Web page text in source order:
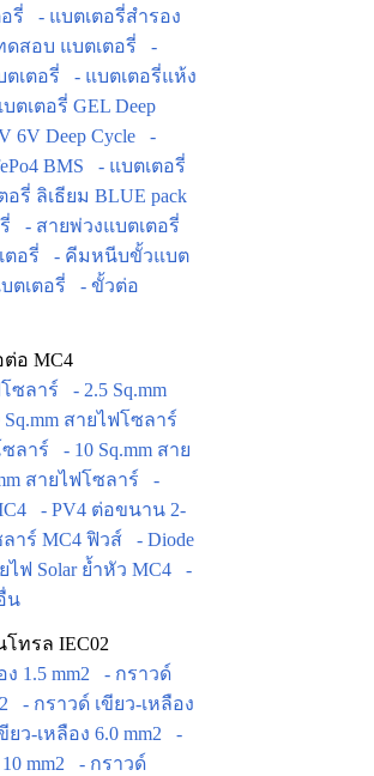
รี่
- แบตเตอรี่สำรอง
ดสอบ แบตเตอรี่
-
เตอรี่
- แบตเตอรี่แห้ง
ตเตอรี่ GEL Deep
6V Deep Cycle
-
BMS
- แบตเตอรี่
อรี่ ลิเธียม BLUE pack
- สายพ่วงแบตเตอรี่
ตอรี่
- คีมหนีบขั้วแบต
ตเตอรี่
- ขั้วต่อ
ต่อ MC4
โซลาร์
- 2.5 Sq.mm
Sq.mm สายไฟโซลาร์
ซลาร์
- 10 Sq.mm สาย
สายไฟโซลาร์
-
- PV4 ต่อขนาน 2-
ลาร์ MC4 ฟิวส์
- Diode
ไฟ Solar ย้ำหัว MC4
-
น
ทรล IEC02
1.5 mm2
- กราวด์
- กราวด์ เขียว-เหลือง
ยว-เหลือง 6.0 mm2
-
mm2
- กราวด์